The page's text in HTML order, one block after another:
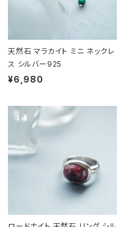
天然石 マラカイト ミニ ネックレ
ス シルバー925
¥6,980